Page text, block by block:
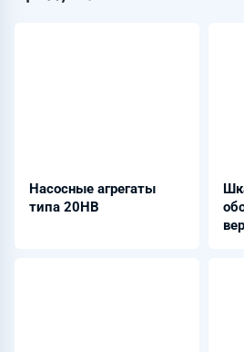
Насосные агрегаты
типа 20НВ